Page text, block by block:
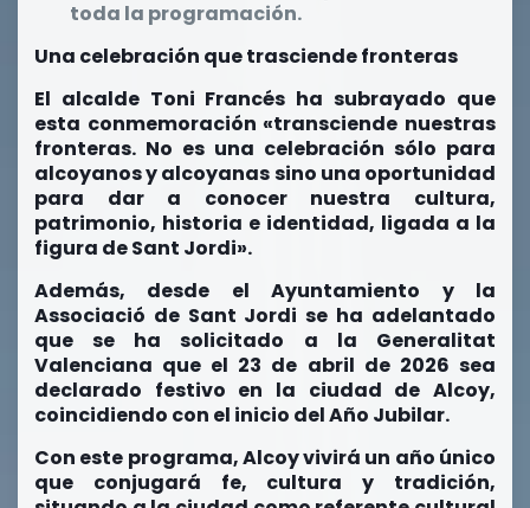
toda la programación.
Una celebración que trasciende fronteras
El alcalde Toni Francés ha subrayado que
esta conmemoración «transciende nuestras
fronteras. No es una celebración sólo para
alcoyanos y alcoyanas sino una oportunidad
para dar a conocer nuestra cultura,
patrimonio, historia e identidad, ligada a la
figura de Sant Jordi».
Además, desde el Ayuntamiento y la
Associació de Sant Jordi se ha adelantado
que se ha solicitado a la Generalitat
Valenciana que el 23 de abril de 2026 sea
declarado festivo en la ciudad de Alcoy,
coincidiendo con el inicio del Año Jubilar.
Con este programa, Alcoy vivirá un año único
que conjugará fe, cultura y tradición,